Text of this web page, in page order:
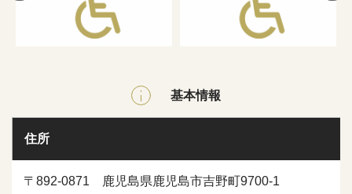
基本情報
住所
〒892-0871 鹿児島県鹿児島市吉野町9700-1